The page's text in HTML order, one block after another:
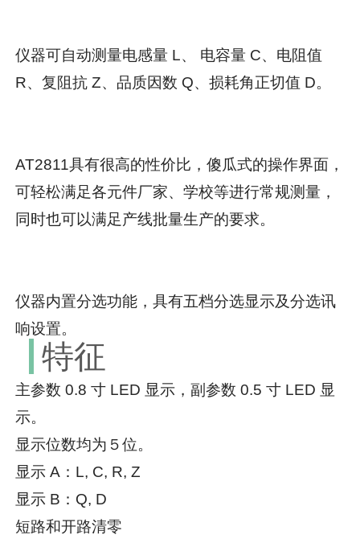
仪器可自动测量电感量 L、 电容量 C、电阻值
R、复阻抗 Z、品质因数 Q、损耗角正切值 D。
AT2811具有很高的性价比，傻瓜式的操作界面，
可轻松满足各元件厂家、学校等进行常规测量，
同时也可以满足产线批量生产的要求。
仪器内置分选功能，具有五档分选显示及分选讯
响设置。
特征
主参数 0.8 寸 LED 显示，副参数 0.5 寸 LED 显
示。
显示位数均为５位。
显示 A：L, C, R, Z
显示 B：Q, D
短路和开路清零